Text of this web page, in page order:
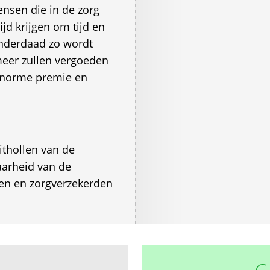
die in de zorg
krijgen om tijd en
zo wordt
zullen vergoeden
premie en
van de
van de
en zorgverzekerden